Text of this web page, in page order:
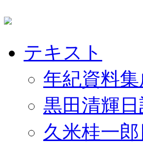
テキスト
年紀資料集
黒田清輝
久米桂一